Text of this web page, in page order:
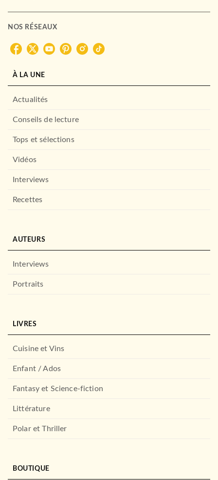
Christophe-Alexis Perez
06/03/2024
4 saisons
NOS RÉSEAUX
À LA UNE
Actualités
Conseils de lecture
Tops et sélections
Vidéos
Interviews
Recettes
AUTEURS
Interviews
Portraits
LIVRES
Cuisine et Vins
Enfant / Ados
Fantasy et Science-fiction
Littérature
Polar et Thriller
BOUTIQUE